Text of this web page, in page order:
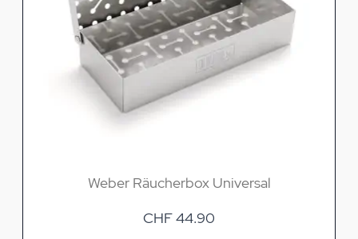
Weber Räucherbox Universal
CHF 44.90